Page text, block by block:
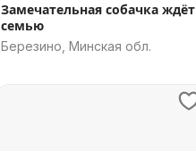
Замечательная собачка ждёт
семью
Березино, Минская обл.